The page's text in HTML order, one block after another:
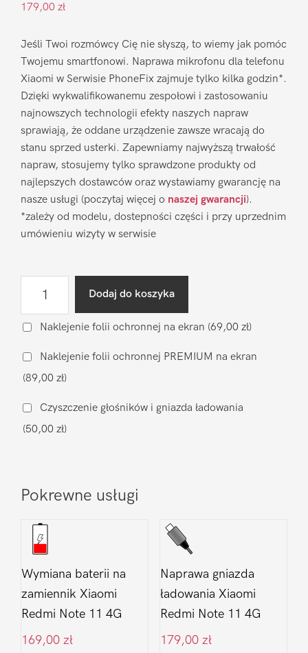
179,00 zł
Jeśli Twoi rozmówcy Cię nie słyszą, to wiemy jak pomóc
Twojemu smartfonowi. Naprawa mikrofonu dla telefonu
Xiaomi w Serwisie PhoneFix zajmuje tylko kilka godzin*.
Dzięki wykwalifikowanemu zespołowi i zastosowaniu
najnowszych technologii efekty naszych napraw
sprawiają, że oddane urządzenie zawsze wracają do
stanu sprzed usterki. Zapewniamy najwyższą trwałość
napraw, stosujemy tylko sprawdzone produkty od
najlepszych dostawców oraz wystawiamy gwarancję na
nasze usługi (poczytaj więcej o naszej gwarancji).
*zależy od modelu, dostepności części i przy uprzednim
umówieniu wizyty w serwisie
mikrofonu
Redmi
Note
11
4G
Dodaj do koszyka
Naklejenie folii ochronnej na ekran (69,00 zł)
Naklejenie folii ochronnej PREMIUM na ekran
(89,00 zł)
Czyszczenie głośników i gniazda ładowania
(50,00 zł)
Pokrewne usługi
Wymiana baterii na
zamiennik Xiaomi
Redmi Note 11 4G
169,00 zł
Naprawa gniazda
ładowania Xiaomi
Redmi Note 11 4G
179,00 zł